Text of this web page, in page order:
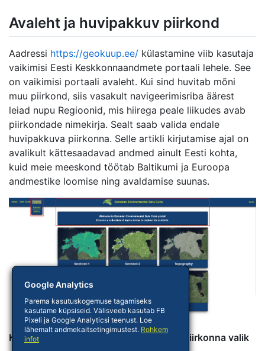
Avaleht ja huvipakkuv piirkond
Aadressi https://geokuup.ee/ külastamine viib kasutaja
vaikimisi Eesti Keskkonnaandmete portaali lehele. See
on vaikimisi portaali avaleht. Kui sind huvitab mõni
muu piirkond, siis vasakult navigeerimisriba äärest
leiad nupu Regioonid, mis hiirega peale liikudes avab
piirkondade nimekirja. Sealt saab valida endale
huvipakkuva piirkonna. Selle artikli kirjutamise ajal on
avalikult kättesaadavad andmed ainult Eesti kohta,
kuid meie meeskond töötab Baltikumi ja Euroopa
andmestike loomise ning avaldamise suunas.
Keskkonnaandmete portaali avaleht ja piirkonna valik
Google Analytics
Parema kasutuskogemuse tagamiseks
kasutame küpsiseid. Välisveeb kasutab FB
Pixeli ja Google Analyticsi teenust. Loe
lähemalt andmekaitsetingimustest. Rohkem
infot